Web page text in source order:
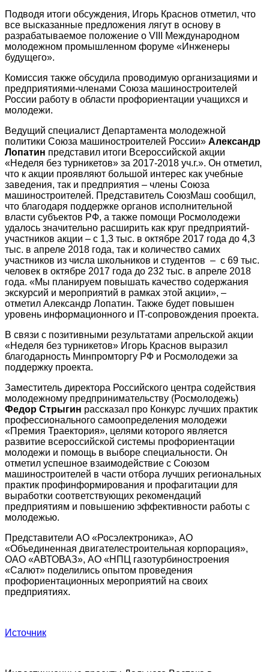
Подводя итоги обсуждения, Игорь Краснов отметил, что
все высказанные предложения лягут в основу в
разрабатываемое положение о VIII Международном
молодежном промышленном форуме «Инженеры
будущего».
Комиссия также обсудила проводимую организациями и
предприятиями-членами Союза машиностроителей
России работу в области профориентации учащихся и
молодежи.
Ведущий специалист Департамента молодежной
политики Союза машиностроителей России» Александр
Лопатин представил итоги Всероссийской акции
«Неделя без турникетов» за 2017-2018 уч.г.». Он отметил,
что к акции проявляют большой интерес как учебные
заведения, так и предприятия – члены Союза
машиностроителей. Представитель СоюзМаш сообщил,
что благодаря поддержке органов исполнительной
власти субъектов РФ, а также помощи Росмолодежи
удалось значительно расширить как круг предприятий-
участников акции – с 1,3 тыс. в октябре 2017 года до 4,3
тыс. в апреле 2018 года, так и количество самих
участников из числа школьников и студентов – с 69 тыс.
человек в октябре 2017 года до 232 тыс. в апреле 2018
года. «Мы планируем повышать качество содержания
экскурсий и мероприятий в рамках этой акции», –
отметил Александр Лопатин. Также будет повышен
уровень информационного и IT-cопровождения проекта.
В связи с позитивными результатами апрельской акции
«Неделя без турникетов» Игорь Краснов выразил
благодарность Минпромторгу РФ и Росмолодежи за
поддержку проекта.
Заместитель директора Российского центра содействия
молодежному предпринимательству (Росмолодежь)
Федор Стрыгин рассказал про Конкурс лучших практик
профессионального самоопределения молодежи
«Премия Траектория», целями которого является
развитие всероссийской системы профориентации
молодежи и помощь в выборе специальности. Он
отметил успешное взаимодействие с Союзом
машиностроителей в части отбора лучших региональных
практик профинформирования и профагитации для
выработки соответствующих рекомендаций
предприятиям и повышению эффективности работы с
молодежью.
Представители АО «Росэлектроника», АО
«Объединенная двигателестроительная корпорация»,
ОАО «АВТОВАЗ», АО «НПЦ газотурбиностроения
«Салют» поделились опытом проведения
профориентационных мероприятий на своих
предприятиях.
Источник